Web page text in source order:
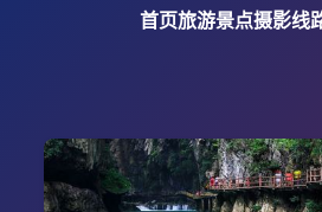
首页旅游景点摄影线